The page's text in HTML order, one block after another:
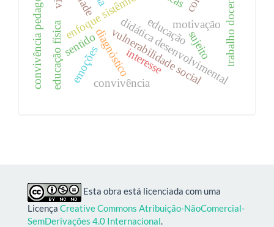
enfoque sistêmico
diagnósticodidática desenvolvimental
educação física vulnerabilidade social
sujeito
motivação
interesse
sentido
emoções
educação
convivência pedagógica trabalho docente
convivência
Esta obra está licenciada com uma
Licença Creative Commons Atribuição-NãoComercial-
SemDerivações 4.0 Internacional.